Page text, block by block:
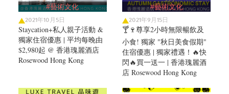
#藝術文化
2021年10月5日
Staycation+私人親子活動 &
獨家住宿優惠 | 平均每晚由
$2,980起 @ 香港瑰麗酒店
Rosewood Hong Kong
#藝術文化
2021年9月15日
🍸🍷尊享2小時無限暢飲及
小食! 獨家 "秋日美食假期"
住宿優惠 | 獨家禮遇！🔥快
閃🔥買一送一 | 香港瑰麗酒
店 Rosewood Hong Kong